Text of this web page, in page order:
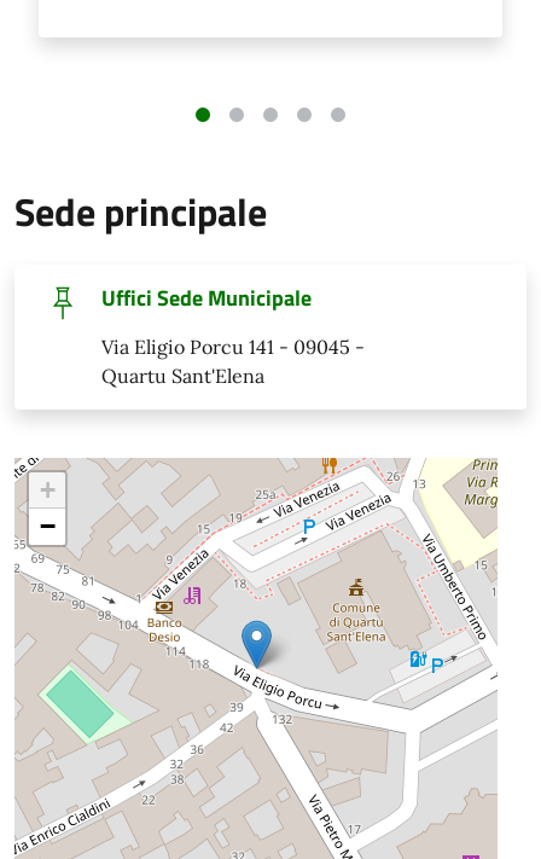
Sede principale
Uffici Sede Municipale
Via Eligio Porcu 141 - 09045 -
Quartu Sant'Elena
+
−